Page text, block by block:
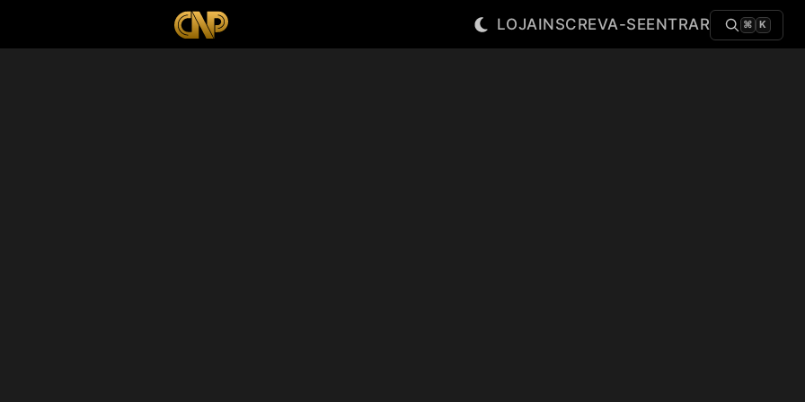
LOJAINSCREVA-SEENTRAR ⌘ K